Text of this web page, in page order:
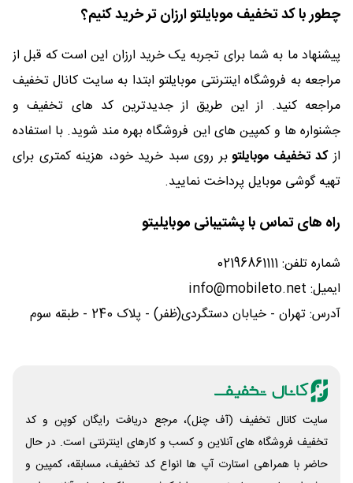
چطور با کد تخفیف موبایلتو ارزان تر خرید کنیم؟
پیشنهاد ما به شما برای تجربه یک خرید ارزان این است که قبل از
مراجعه به فروشگاه اینترنتی موبایلتو ابتدا به سایت کانال تخفیف
مراجعه کنید. از این طریق از جدیدترین کد های تخفیف و
جشنواره ها و کمپین های این فروشگاه بهره مند شوید. با استفاده
ازکد تخفیف موبایلتوبر روی سبد خرید خود، هزینه کمتری برای
تهیه گوشی موبایل پرداخت نمایید.
راه های تماس با پشتیبانی موبایلیتو
شماره تلفن: 02196861111
ایمیل: info@mobileto.net
آدرس: تهران - خیابان دستگردی(ظفر) - پلاک 240 - طبقه سوم
سایت کانال تخفیف (آف چنل)، مرجع دریافت رایگان کوپن و کد
تخفیف فروشگاه های آنلاین و کسب و‌ کارهای اینترنتی است. در حال
حاضر با همراهی استارت آپ ها انواع کد تخفیف، مسابقه، کمپین و